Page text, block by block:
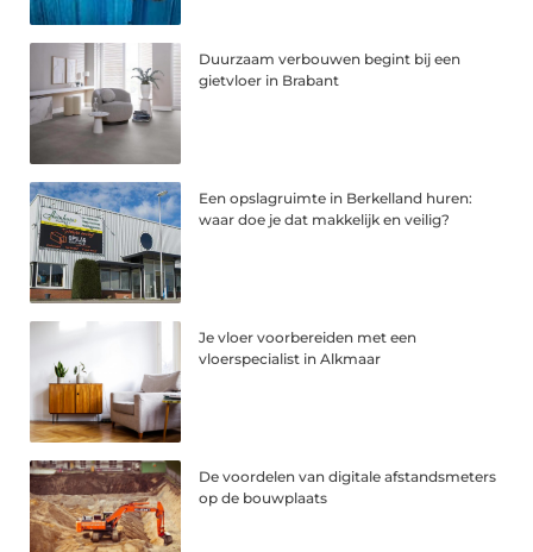
Duurzaam verbouwen begint bij een
gietvloer in Brabant
Een opslagruimte in Berkelland huren:
waar doe je dat makkelijk en veilig?
Je vloer voorbereiden met een
vloerspecialist in Alkmaar
De voordelen van digitale afstandsmeters
op de bouwplaats